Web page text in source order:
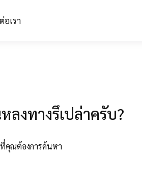
อเรา
ลงทางรึเปล่าครับ?
คุณต้องการค้นหา